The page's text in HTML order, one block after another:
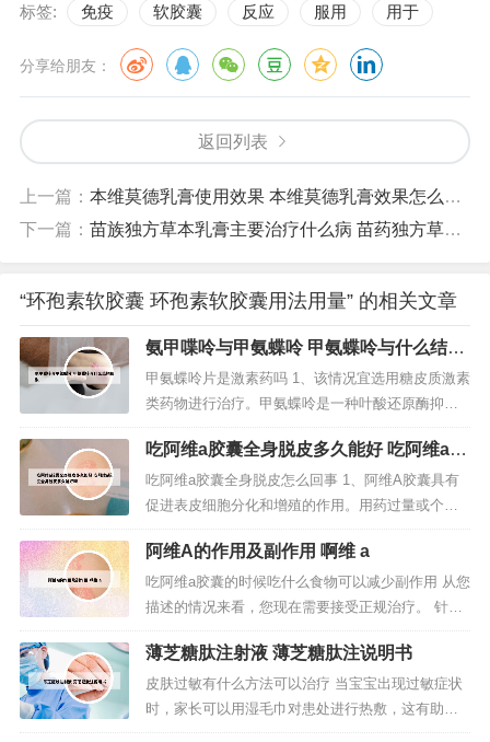
标签: 免疫 软胶囊 反应 服用 用于
分享给朋友：
返回列表
上一篇： 本维莫德乳膏使用效果 本维莫德乳膏效果怎么样?有副作用吗?
下一篇： 苗族独方草本乳膏主要治疗什么病 苗药独方草本乳膏
“环孢素软胶囊 环孢素软胶囊用法用量” 的相关文章
氨甲喋呤与甲氨蝶呤 甲氨蝶呤与什么结构
相似
甲氨蝶呤片是激素药吗 1、该情况宜选用糖皮质激素
类药物进行治疗。甲氨蝶呤是一种叶酸还原酶抑制
剂，主要作用是抑制二氢叶酸还原酶，使二氢叶酸
不能正常地转化为四氢叶酸，从而阻断DNA和RNA
的合成。2、④硫唑嘌呤。最大用量为每日5 ～ 3m
g/kg。如合用别嘌呤醇，该药减量25%。⑤甲氨蝶
呤。可阻断细胞的...
吃阿维a胶囊全身脱皮多久能好 吃阿维a胶
囊全身脱皮多久能好呀
吃阿维a胶囊全身脱皮怎么回事 1、阿维A胶囊具有
促进表皮细胞分化和增殖的作用。用药过量或个人
体质等因素引起的不良反应，皮肤起鳞然后脱掉。
不要担心，你停药就不会有事了，至于那些没有脱
掉的皮嘛，它会慢慢变成死皮脱掉的，不必采取什
么措施。2、吃阿维a严重脱皮是好是坏 服用阿维a
胶囊后皮肤脱落是正常现象，但...
阿维A的作用及副作用 啊维 a
吃阿维a胶囊的时候吃什么食物可以减少副作用 从您
描述的情况来看，您现在需要接受正规治疗。 针对
你的情况，其实可以看看世界上最先进的M-D银屑病
多维康复系统。 针对银屑病顽固易复发，具有一定
的速效抗复发作用。严重肝肾功能不全者，高脂血
症者维生素a过多症或者是对维生素a及代谢物过敏
症也是不可以服用这款药...
薄芝糖肽注射液 薄芝糖肽注说明书
皮肤过敏有什么方法可以治疗 当宝宝出现过敏症状
时，家长可以用湿毛巾对患处进行热敷，这有助于
缓解症状。严重症状需就医但如果症状严重，应立